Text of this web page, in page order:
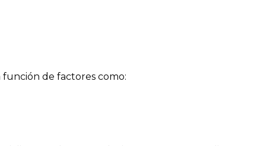
de factores como: